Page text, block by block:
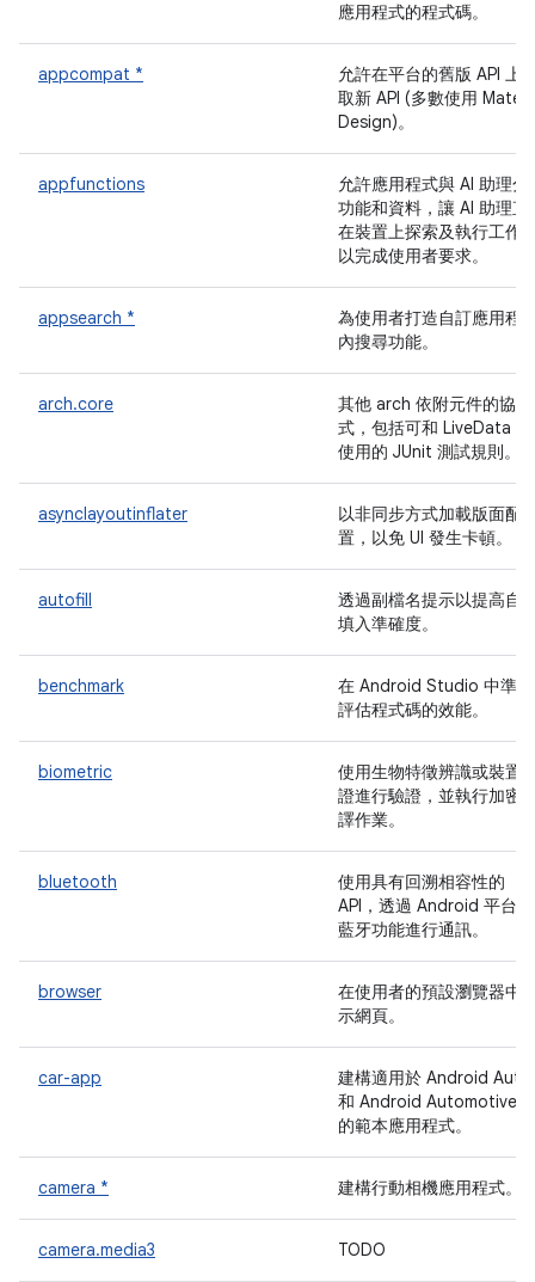
應用程式的程式碼。
appcompat *
允許在平台的舊版 API 上
取新 API (多數使用
Design)。
appfunctions
允許應用程式與 AI 助理分
功能和資料，讓 AI 助理直
在裝置上探索及執行工作
以完成使用者要求。
appsearch *
為使用者打造自訂應用程
內搜尋功能。
arch.core
其他 arch 依附元件的協
式，包括可和 LiveData
使用的 JUnit 測試規則。
asynclayoutinflater
以非同步方式加載版面配
置，以免 UI 發生卡頓。
autofill
透過副檔名提示以提高自
填入準確度。
benchmark
在 Android Studio 中準確
評估程式碼的效能。
biometric
使用生物特徵辨識或裝置
證進行驗證，並執行加密
譯作業。
bluetooth
使用具有回溯相容性的
API，透過 Android 平台的
藍牙功能進行通訊。
browser
在使用者的預設瀏覽器中
示網頁。
car-app
建構適用於 Android Auto
和 Android Automotive
的範本應用程式。
camera * 建構行動相機應用程式。
camera.media3 TODO